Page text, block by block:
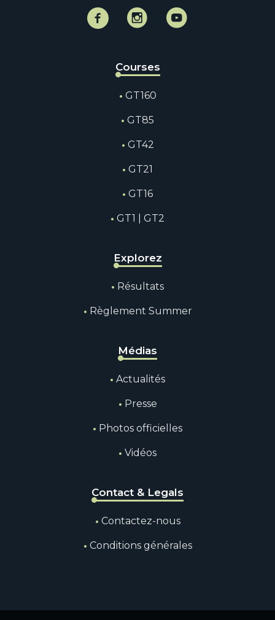
FacebookInstagramInstagram
Courses
GT160
GT85
GT42
GT21
GT16
GT1 | GT2
Explorez
Résultats
Règlement Summer
Médias
Actualités
Presse
Photos officielles
Vidéos
Contact & Legals
Contactez-nous
Conditions générales